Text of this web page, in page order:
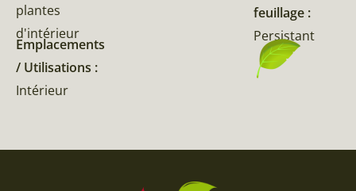
plantes
d'intérieur
Emplacements
/ Utilisations :
Intérieur
feuillage :
Persistant